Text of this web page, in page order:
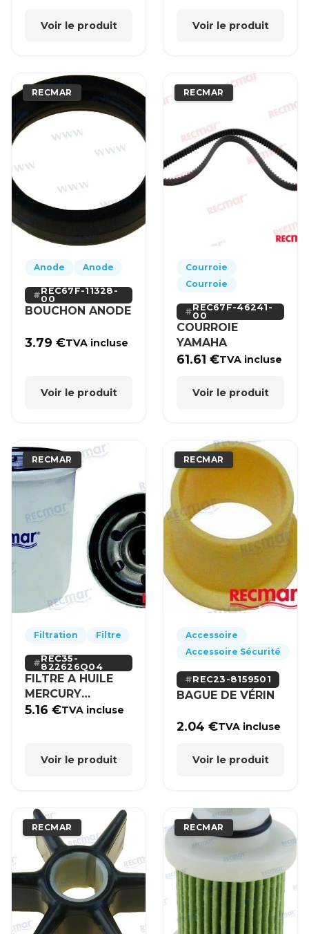
Voir le produit Voir le produit
RECMAR
Anode Anode
REC67F-11328-
00
BOUCHON ANODE
3.79€TVA incluse
Voir le produit
RECMAR
Courroie
Courroie
REC67F-46241-
00
COURROIE
YAMAHA
61.61€TVA incluse
Voir le produit
RECMAR
Filtration Filtre
REC35-
822626Q04
FILTRE A HUILE
MERCURY
MERCRUISER
5.16€TVA incluse
Voir le produit
RECMAR
Accessoire
Accessoire Sécurité
REC23-8159501
BAGUE DE VÉRIN
2.04€TVA incluse
Voir le produit
RECMAR RECMAR